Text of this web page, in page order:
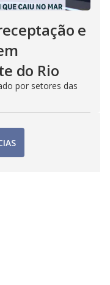
e
do Rio
por setores das